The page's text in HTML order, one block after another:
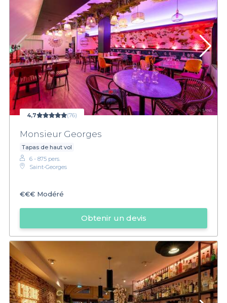
4,7 (76)
Monsieur Georges
Tapas de haut vol
6 - 875 pers.
Saint-Georges
€€€ Modéré
Obtenir un devis